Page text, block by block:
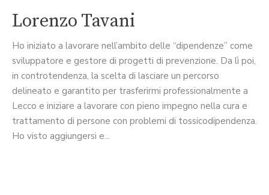
Lorenzo Tavani
Ho iniziato a lavorare nell’ambito delle “dipendenze” come
sviluppatore e gestore di progetti di prevenzione. Da lì poi,
in controtendenza, la scelta di lasciare un percorso
delineato e garantito per trasferirmi professionalmente a
Lecco e iniziare a lavorare con pieno impegno nella cura e
trattamento di persone con problemi di tossicodipendenza.
Ho visto aggiungersi e...